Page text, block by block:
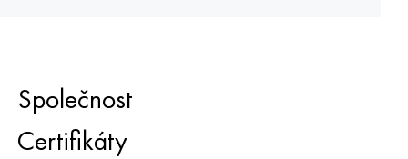
Společnost
Certifikáty